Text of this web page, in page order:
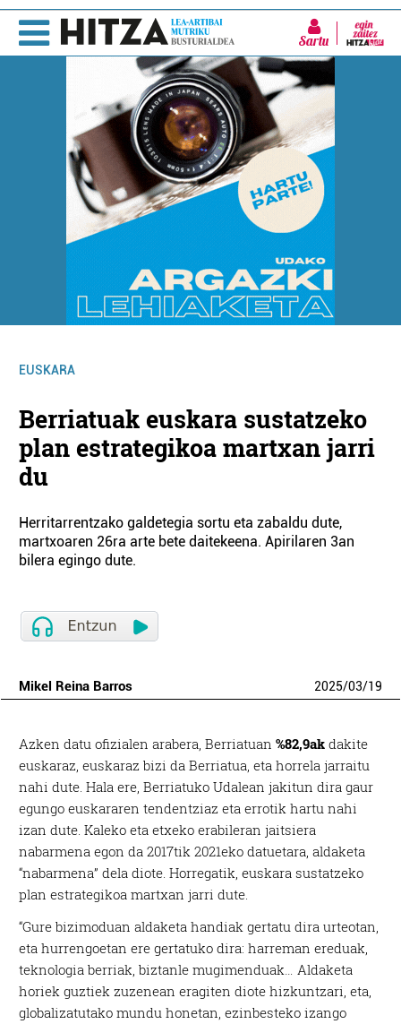
Sartu
EUSKARA
Berriatuak euskara sustatzeko
plan estrategikoa martxan jarri
du
Herritarrentzako galdetegia sortu eta zabaldu dute,
martxoaren 26ra arte bete daitekeena. Apirilaren 3an
bilera egingo dute.
Mikel Reina Barros 2025/03/19
Azken datu ofizialen arabera, Berriatuan%82,9ak dakite
euskaraz, euskaraz bizi da Berriatua, eta horrela jarraitu
nahi dute. Hala ere, Berriatuko Udalean jakitun dira gaur
egungo euskararen tendentziaz eta errotik hartu nahi
izan dute. Kaleko eta etxeko erabileran jaitsiera
nabarmena egon da 2017tik 2021eko datuetara, aldaketa
“nabarmena” dela diote. Horregatik, euskara sustatzeko
plan estrategikoa martxan jarri dute.
“Gure bizimoduan aldaketa handiak gertatu dira urteotan,
eta hurrengoetan ere gertatuko dira: harreman ereduak,
teknologia berriak, biztanle mugimenduak… Aldaketa
horiek guztiek zuzenean eragiten diote hizkuntzari, eta,
globalizatutako mundu honetan, ezinbesteko izango